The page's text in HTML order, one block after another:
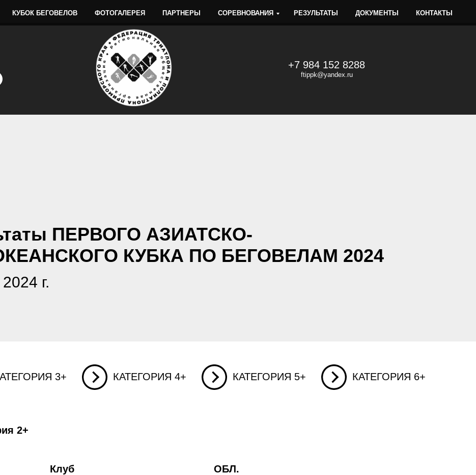
КУБОК БЕГОВЕЛОВ ФОТОГАЛЕРЕЯ ПАРТНЕРЫ СОРЕВНОВАНИЯ РЕЗУЛЬТАТЫ ДОКУМЕНТЫ КОНТАКТЫ
+7 984 152 8288
ftippk@yandex.ru
ПЕРВОГО АЗИАТСКО-
КУБКА ПО БЕГОВЕЛАМ 2024
г.
3+ КАТЕГОРИЯ 4+ КАТЕГОРИЯ 5+ КАТЕГОРИЯ 6+
2+
Клуб ОБЛ.